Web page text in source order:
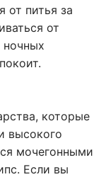
от питья за
от
ночных
которые
высокого
мочегонными
Если вы